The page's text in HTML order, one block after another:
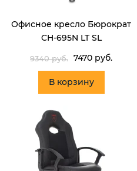
Офисное кресло Бюрократ
CH-695N LT SL
9340 руб. 7470 руб.
В корзину